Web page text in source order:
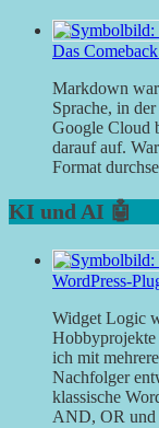
Das
Markdown war
Sprache, in
Google Cloud
darauf auf.
Format
KI und AI 🤖
WordPress-
Widget Logic
Hobbyprojekte
ich mit
Nachfolger
klassische
AND, OR und